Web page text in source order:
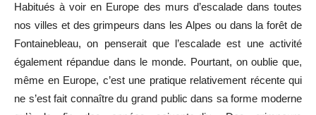
Habitués à voir en Europe des murs d’escalade dans toutes
nos villes et des grimpeurs dans les Alpes ou dans la forêt de
Fontainebleau, on penserait que l’escalade est une activité
également répandue dans le monde. Pourtant, on oublie que,
même en Europe, c’est une pratique relativement récente qui
ne s’est fait connaître du grand public dans sa forme moderne